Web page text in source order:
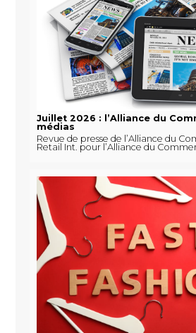
Juillet 2026 : l’Alliance du
médias
Revue de presse de l’Alliance du
Retail Int. pour l’Alliance du